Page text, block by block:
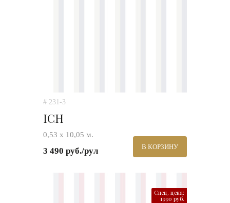
# 231-3
ICH
0,53 х 10,05 м.
3 490 руб./рул В КОРЗИНУ
Спец. цена:
1990 руб.